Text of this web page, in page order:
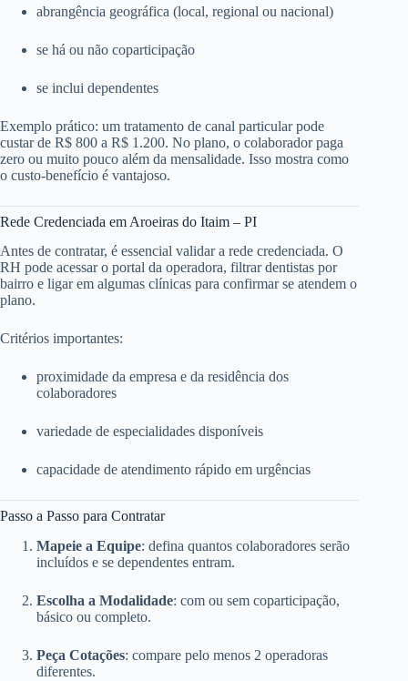
abrangência geográfica (local, regional ou nacional)
se há ou não coparticipação
se inclui dependentes
Exemplo prático: um tratamento de canal particular pode
custar de R$ 800 a R$ 1.200. No plano, o colaborador paga
zero ou muito pouco além da mensalidade. Isso mostra como
o custo-benefício é vantajoso.
Rede Credenciada em Aroeiras do Itaim – PI
Antes de contratar, é essencial validar a rede credenciada. O
RH pode acessar o portal da operadora, filtrar dentistas por
bairro e ligar em algumas clínicas para confirmar se atendem o
plano.
Critérios importantes:
proximidade da empresa e da residência dos
colaboradores
variedade de especialidades disponíveis
capacidade de atendimento rápido em urgências
Passo a Passo para Contratar
Mapeie a Equipe: defina quantos colaboradores serão
incluídos e se dependentes entram.
Escolha a Modalidade: com ou sem coparticipação,
básico ou completo.
Peça Cotações: compare pelo menos 2 operadoras
diferentes.